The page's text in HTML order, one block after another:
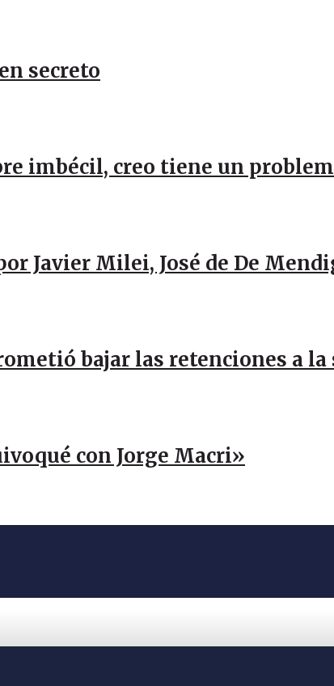
secreto
imbécil, creo tiene un
Javier Milei, José de De
bajar las retenciones a la
con Jorge Macri»